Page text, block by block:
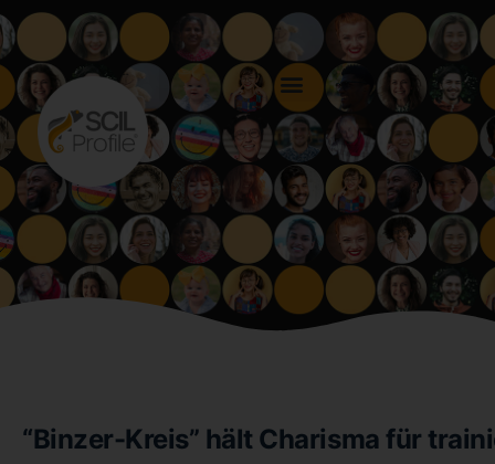
“Binzer-Kreis” hält Charisma für